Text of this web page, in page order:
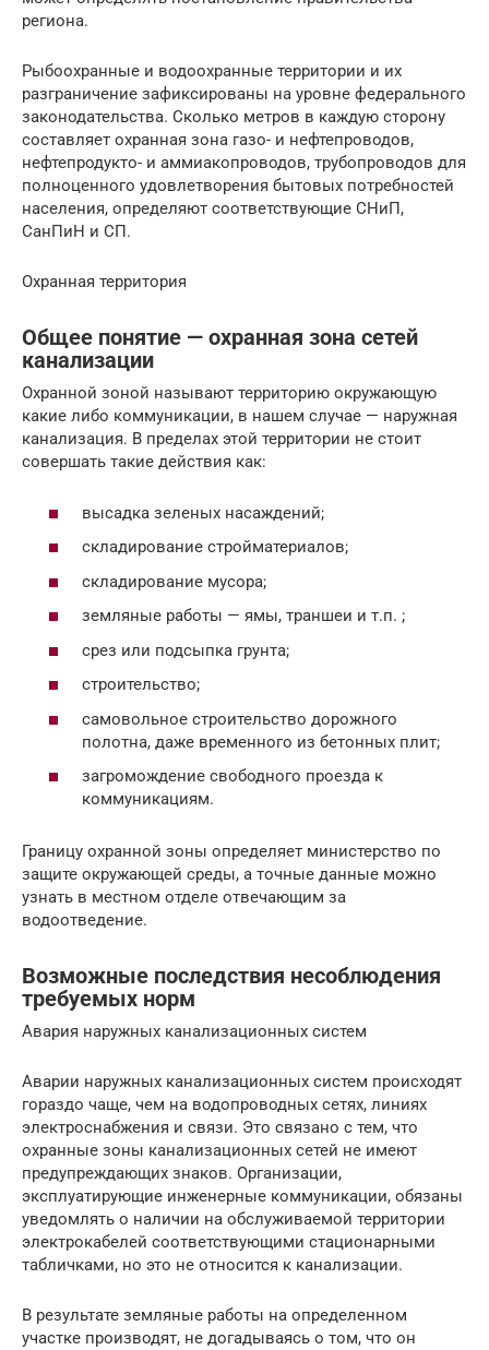
региона.
Рыбоохранные и водоохранные территории и их
разграничение зафиксированы на уровне федерального
законодательства. Сколько метров в каждую сторону
составляет охранная зона газо- и нефтепроводов,
нефтепродукто- и аммиакопроводов, трубопроводов для
полноценного удовлетворения бытовых потребностей
населения, определяют соответствующие СНиП,
СанПиН и СП.
Охранная территория
Общее понятие — охранная зона сетей
канализации
Охранной зоной называют территорию окружающую
какие либо коммуникации, в нашем случае — наружная
канализация. В пределах этой территории не стоит
совершать такие действия как:
высадка зеленых насаждений;
складирование стройматериалов;
складирование мусора;
земляные работы — ямы, траншеи и т.п. ;
срез или подсыпка грунта;
строительство;
самовольное строительство дорожного
полотна, даже временного из бетонных плит;
загромождение свободного проезда к
коммуникациям.
Границу охранной зоны определяет министерство по
защите окружающей среды, а точные данные можно
узнать в местном отделе отвечающим за
водоотведение.
Возможные последствия несоблюдения
требуемых норм
Авария наружных канализационных систем
Аварии наружных канализационных систем происходят
гораздо чаще, чем на водопроводных сетях, линиях
электроснабжения и связи. Это связано с тем, что
охранные зоны канализационных сетей не имеют
предупреждающих знаков. Организации,
эксплуатирующие инженерные коммуникации, обязаны
уведомлять о наличии на обслуживаемой территории
электрокабелей соответствующими стационарными
табличками, но это не относится к канализации.
В результате земляные работы на определенном
участке производят, не догадываясь о том, что он